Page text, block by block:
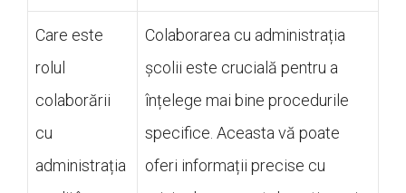
Care este
rolul
colaborării
cu
administrația
Colaborarea cu administrația
școlii este crucială pentru a
înțelege mai bine procedurile
specifice. Aceasta vă poate
oferi informații precise cu